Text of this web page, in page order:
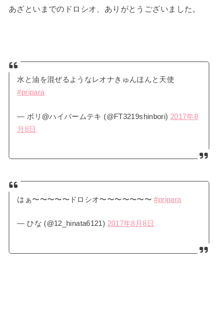
あざといまでのドロシオ、ありがとうございました。
水と油を混ぜるようなレオナきゅんほんと天使
#pripara
— ボリ@ハイパームテキ (@FT3219shinbori) 2017年8
月8日
はぁ〜〜〜〜〜ドロシオ〜〜〜〜〜〜〜#pripara
— ひな (@12_hinata6121) 2017年8月8日